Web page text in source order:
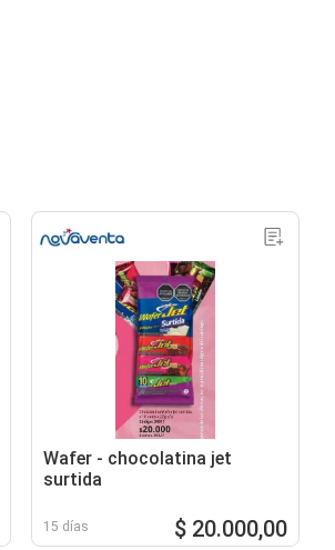
Wafer - chocolatina jet
surtida
15 días $ 20.000,00